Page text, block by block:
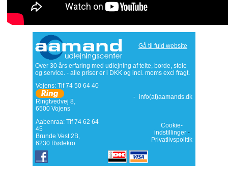
Gå til fuld website
Over 30 års erfaring med udlejning af telte, borde, stole
og service. - alle priser er i DKK og incl. moms excl fragt.
Vojens: Tlf74 50 64 40
Ringtvedvej 8,
6500 Vojens
- info(at)aamands.dk
Aabenraa: Tlf 74 62 64
45
Brunde Vest 2B,
6230 Rødekro
Cookie-
indstillinger-
Privatlivspolitik